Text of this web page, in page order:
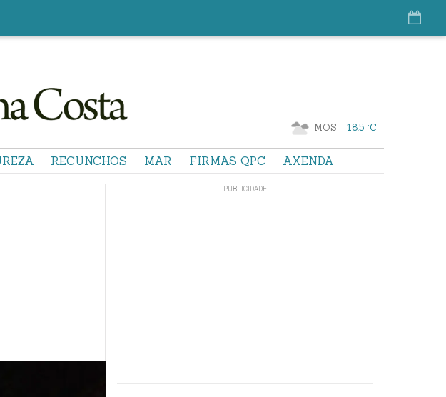
MOS 18.5 °C
RECUNCHOS MAR FIRMAS QPC AXENDA